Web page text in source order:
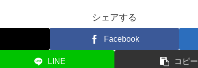
シェアする
Facebook
LINE コピー